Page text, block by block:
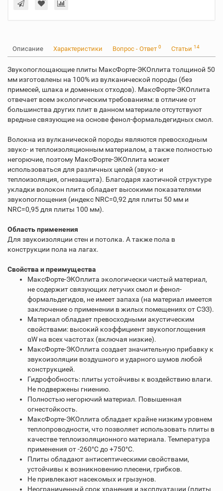
Описание Характеристики Вопрос - Ответ 0 Статьи 14
Звукопоглощающие плиты МаксФорте-ЭКОплита толщиной 50
мм изготовлены на 100% из вулканической породы (без
примесей, шлака и доменных отходов). МаксФорте-ЭКОплита
отвечает всем экологическим требованиям: в отличие от
большинства других плит в данном материале отсутствуют
вредные связующие на основе фенол-формальдегидных смол.
Волокна из вулканической породы являются превосходным
звуко- и теплоизоляционным материалом, а также полностью
негорючие, поэтому МаксФорте-ЭКОплита может
использоваться для различных целей (звуко- и
теплоизоляция, огнезащита). Благодаря хаотичной структуре
укладки волокон плита обладает высокими показателями
звукопоглощения (индекс NRC=0,92 для плиты 50 мм и
NRC=0,95 для плиты 100 мм).
Область применения
Для звукоизоляции стен и потолка. А также пола в
конструкции пола на лагах.
Свойства и преимущества
МаксФорте-ЭКОплита экологически чистый материал,
не содержит связующих летучих смол и фенол-
формальдегидов, не имеет запаха (на материал имеется
заключение о применении в жилых помещениях от СЭЗ).
Материал обладает превосходными акустическим
свойствами: высокий коэффициент звукопоглощения
αW на всех частотах (включая низкие).
МаксФорте-ЭКОплита создает значительную прибавку к
звукоизоляции воздушного и ударного шумов любой
конструкцией.
Гидрофобность: плиты устойчивы к воздействию влаги.
Не подвержены гниению.
Полностью негорючий материал. Повышенная
огнестойкость.
МаксФорте-ЭКОплита обладает крайне низким уровнем
теплопроводности, что позволяет использовать плиты в
качестве теплоизоляционного материала. Температура
применения от -260°С до +750°С.
Плиты обладают антисептическими свойствами,
устойчивы к возникновению плесени, грибков.
Не привлекают насекомых и грызунов.
Неограниченный срок хранения и эксплуатации (плиты